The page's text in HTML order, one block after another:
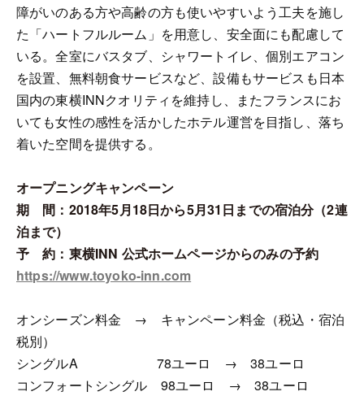
障がいのある方や高齢の方も使いやすいよう工夫を施し
た「ハートフルルーム」を用意し、安全面にも配慮して
いる。全室にバスタブ、シャワートイレ、個別エアコン
を設置、無料朝食サービスなど、設備もサービスも日本
国内の東横INNクオリティを維持し、またフランスにお
いても女性の感性を活かしたホテル運営を目指し、落ち
着いた空間を提供する。
オープニングキャンペーン
期 間：2018年5月18日から5月31日までの宿泊分（2連
泊まで）
予 約：東横INN 公式ホームページからのみの予約
https://www.toyoko-inn.com
オンシーズン料金 → キャンペーン料金（税込・宿泊
税別）
シングルA 78ユーロ → 38ユーロ
コンフォートシングル 98ユーロ → 38ユーロ